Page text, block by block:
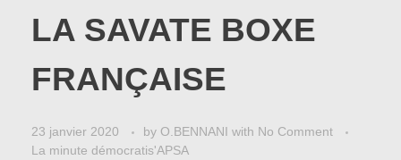
LA SAVATE BOXE
FRANÇAISE
23 janvier 2020 by O.BENNANI with No Comment
La minute démocratis'APSA